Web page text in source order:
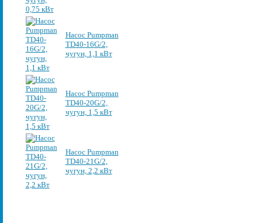
Насос Pumpman
TD40-16G/2,
чугун, 1,1 кВт
Насос Pumpman
TD40-20G/2,
чугун, 1,5 кВт
Насос Pumpman
TD40-21G/2,
чугун, 2,2 кВт